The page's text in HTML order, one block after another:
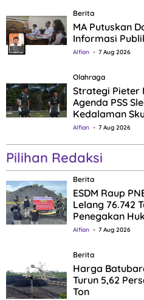
Berita
MA Putuskan
Informasi
Alfian 7 Aug 2026
Olahraga
Strategi Pieter
Agenda PSS
Kedalaman
Alfian 7 Aug 2026
Pilihan Redaksi
Berita
ESDM Raup
Lelang 76.742
Penegakan
Alfian 7 Aug 2026
Berita
Harga
Turun 5,62
Ton